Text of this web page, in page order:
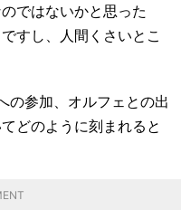
ではないかと思った
すし、人間くさいとこ
の参加、オルフェとの出
どのように刻まれると